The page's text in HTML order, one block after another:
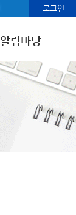
로그인
알림마당